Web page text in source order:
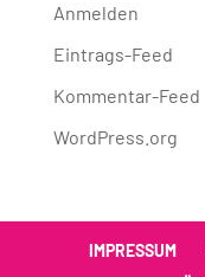
Anmelden
Eintrags-Feed
Kommentar-Feed
WordPress.org
IMPRESSUM